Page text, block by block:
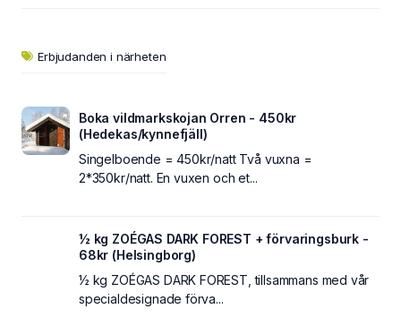
Erbjudanden i närheten
Boka vildmarkskojan Orren - 450kr
(Hedekas/kynnefjäll)
Singelboende = 450kr/natt Två vuxna =
2*350kr/natt. En vuxen och et...
½ kg ZOÉGAS DARK FOREST + förvaringsburk -
68kr (Helsingborg)
½ kg ZOÉGAS DARK FOREST, tillsammans med vår
specialdesignade förva...